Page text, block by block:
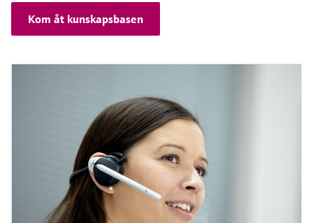
Kom åt kunskapsbasen